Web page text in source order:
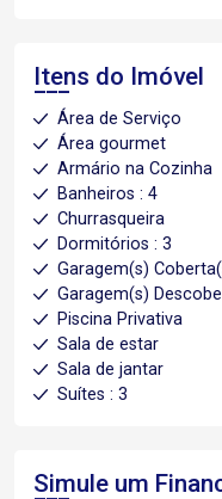
Itens do Imóvel
Área de Serviço
Área gourmet
Armário na Cozinha
Banheiros : 4
Churrasqueira
Dormitórios : 3
Garagem(s)
Garagem(s)
Piscina Privativa
Sala de estar
Sala de jantar
Suítes : 3
Simule um